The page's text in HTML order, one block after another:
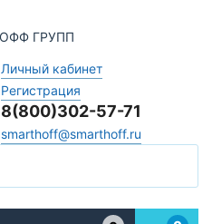
Личный кабинет
Регистрация
8(800)302-57-71
smarthoff@smarthoff.ru